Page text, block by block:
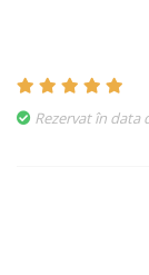
Rezervat în data